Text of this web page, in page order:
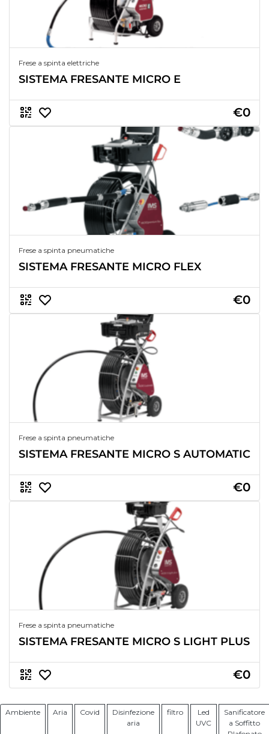
Frese a spinta elettriche
SISTEMA FRESANTE MICRO E
€0
Frese a spinta pneumatiche
SISTEMA FRESANTE MICRO FLEX
€0
Frese a spinta pneumatiche
SISTEMA FRESANTE MICRO S AUTOMATIC
€0
Frese a spinta pneumatiche
SISTEMA FRESANTE MICRO S LIGHT PLUS
€0
Ambiente Aria Covid
Disinfezione
aria
filtro
Led
UVC
Sanificatore
a Soffitto